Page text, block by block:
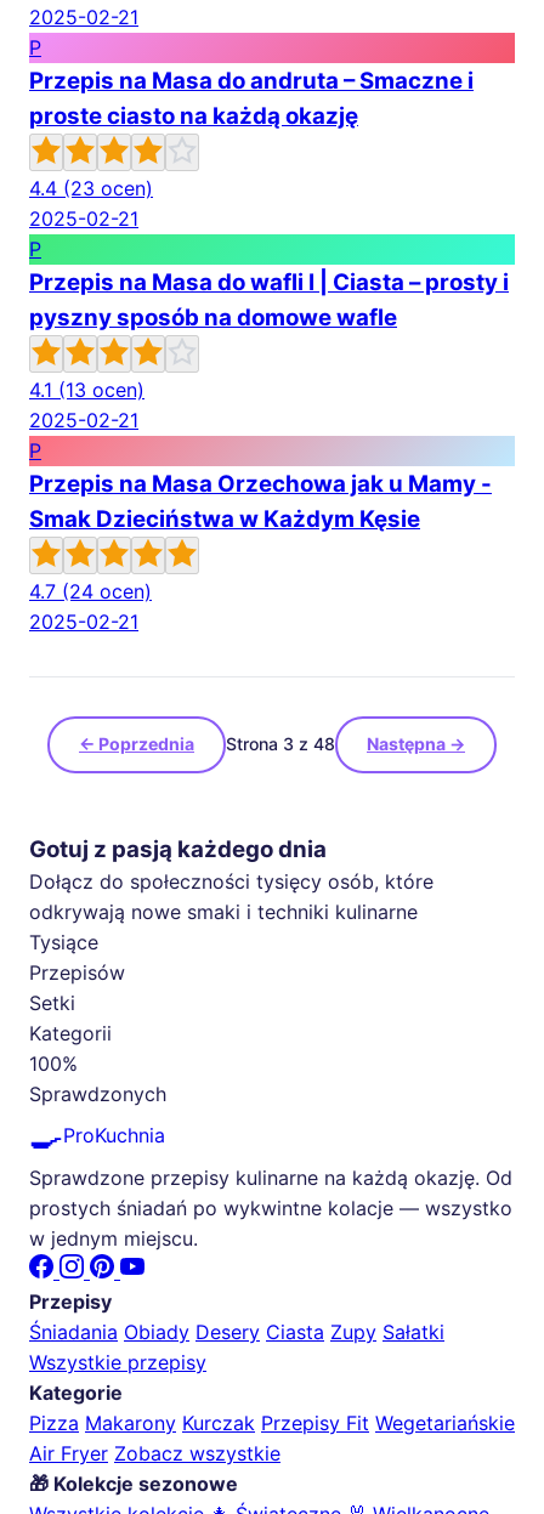
2025-02-21
P
Przepis na Masa do andruta – Smaczne i
proste ciasto na każdą okazję
4.4 (23 ocen)
2025-02-21
P
Przepis na Masa do wafli I | Ciasta – prosty i
pyszny sposób na domowe wafle
4.1 (13 ocen)
2025-02-21
P
Przepis na Masa Orzechowa jak u Mamy -
Smak Dzieciństwa w Każdym Kęsie
4.7 (24 ocen)
2025-02-21
← Poprzednia Strona 3 z 48 Następna →
Gotuj z pasją każdego dnia
Dołącz do społeczności tysięcy osób, które
odkrywają nowe smaki i techniki kulinarne
Tysiące
Przepisów
Setki
Kategorii
100%
Sprawdzonych
🍳ProKuchnia
Sprawdzone przepisy kulinarne na każdą okazję. Od
prostych śniadań po wykwintne kolacje — wszystko
w jednym miejscu.
Przepisy
Śniadania Obiady Desery Ciasta Zupy Sałatki
Wszystkie przepisy
Kategorie
Pizza Makarony Kurczak Przepisy Fit Wegetariańskie
Air Fryer Zobacz wszystkie
🎁 Kolekcje sezonowe